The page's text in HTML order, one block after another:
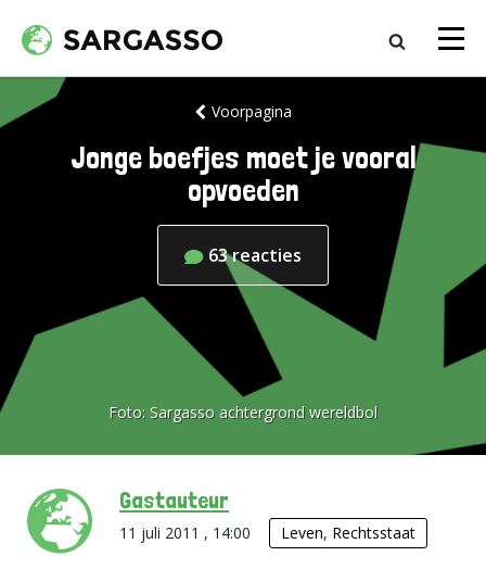
Voorpagina
Jonge boefjes moet je vooral
opvoeden
63reacties
Foto: Sargasso achtergrond wereldbol
Gastauteur
11 juli 2011 , 14:00 Leven, Rechtsstaat